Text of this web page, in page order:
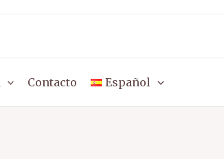
Contacto Español